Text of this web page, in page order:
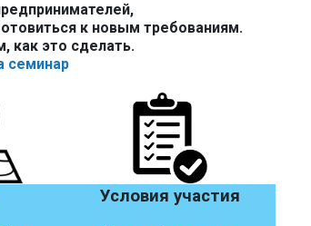
к новым требованиям.
как это сделать.
семинар
Условия участия